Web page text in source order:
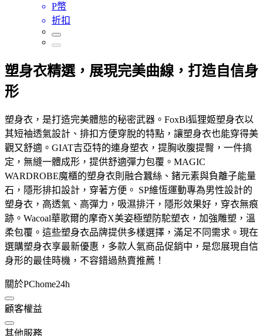
P幣
折扣
塑身衣精選，展現完美曲線，打造自信身
形
塑身衣，是打造完美體態的秘密武器。FoxBi狐狸姬塑身衣以
其短袖透氣設計、排扣方便穿脫的特點，讓塑身衣也能穿得美
觀又舒適。GIAT吉亞特的連身塑衣，提胸收腹提臀，一件搞
定，無縫一體成形，提供舒適彈力包覆。MAGIC
WARDROBE魔櫃的塑身衣則融合蠶絲、鍺元素與負離子能量
石，隱形排扣設計，穿著方便。 SP維恆運動專為男性設計的
塑身衣，高透氣、高彈力，吸濕排汗，隱形效果好，穿衣無痕
跡。Wacoal華歌爾的摩奇X美姿極塑防駝塑衣，加強雕塑，溫
柔包覆。這些塑身衣品牌提供多樣選擇，滿足不同需求。現在
選購塑身衣享最新優惠，多款人氣商品促銷中，是您展現自信
身形的最佳時機，不容錯過熱賣推薦！
關於PChome24h
顧客權益
其他服務